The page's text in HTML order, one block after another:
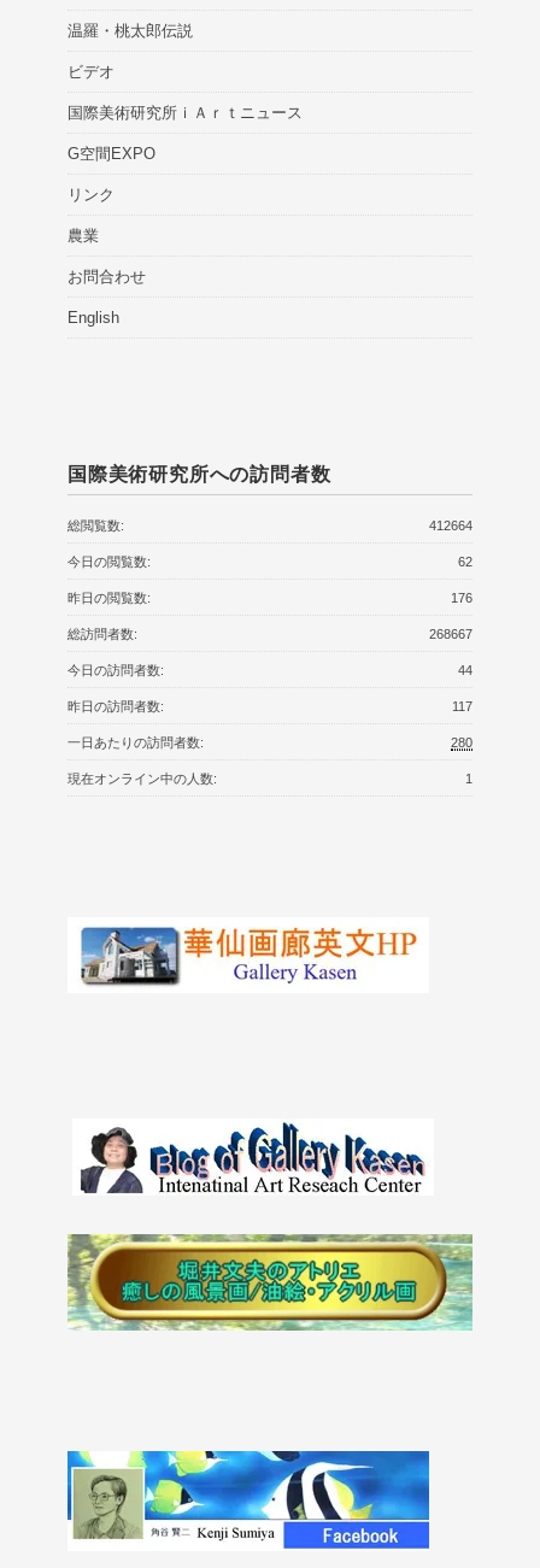
温羅・桃太郎伝説
ビデオ
国際美術研究所ｉＡｒｔニュース
G空間EXPO
リンク
農業
お問合わせ
English
国際美術研究所への訪問者数
412664
総閲覧数:
62
今日の閲覧数:
176
昨日の閲覧数:
268667
総訪問者数:
44
今日の訪問者数:
117
昨日の訪問者数:
280
一日あたりの訪問者数:
1
現在オンライン中の人数: